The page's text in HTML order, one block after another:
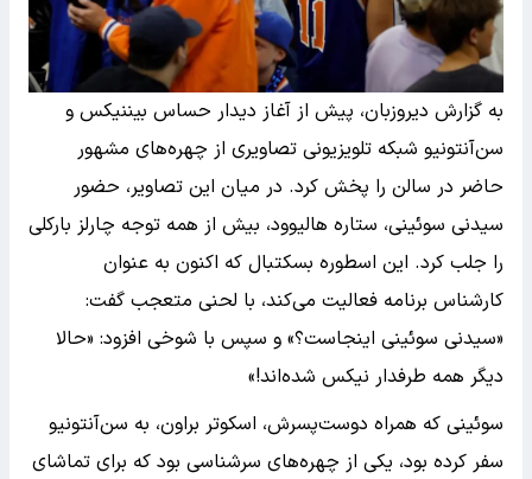
به گزارش دیروزبان، پیش از آغاز دیدار حساس بیننیکس و
سن‌آنتونیو شبکه تلویزیونی تصاویری از چهره‌های مشهور
حاضر در سالن را پخش کرد. در میان این تصاویر، حضور
سیدنی سوئینی، ستاره هالیوود، بیش از همه توجه چارلز بارکلی
را جلب کرد. این اسطوره بسکتبال که اکنون به عنوان
کارشناس برنامه فعالیت می‌کند، با لحنی متعجب گفت:
«سیدنی سوئینی اینجاست؟» و سپس با شوخی افزود: «حالا
دیگر همه طرفدار نیکس شده‌اند!»
سوئینی که همراه دوست‌پسرش، اسکوتر براون، به سن‌آنتونیو
سفر کرده بود، یکی از چهره‌های سرشناسی بود که برای تماشای